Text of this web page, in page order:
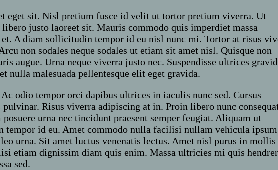
eget sit. Nisl pretium fusce id velit ut tortor pretium viverra. Ut
libero justo laoreet sit. Mauris commodo quis imperdiet massa
A diam sollicitudin tempor id eu nisl nunc mi. Tortor at risus
non sodales neque sodales ut etiam sit amet nisl. Quisque non
augue. Urna neque viverra justo nec. Suspendisse ultrices
nulla malesuada pellentesque elit eget gravida.
odio tempor orci dapibus ultrices in iaculis nunc sed. Cursus
Risus viverra adipiscing at in. Proin libero nunc
urna nec tincidunt praesent semper feugiat. Aliquam ut
id eu. Amet commodo nulla facilisi nullam vehicula ipsum
urna. Sit amet luctus venenatis lectus. Amet nisl purus in mollis
etiam dignissim diam quis enim. Massa ultricies mi quis
sed.